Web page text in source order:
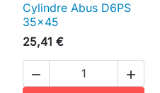
Cylindre Abus D6PS
35x45
25,41 €
 